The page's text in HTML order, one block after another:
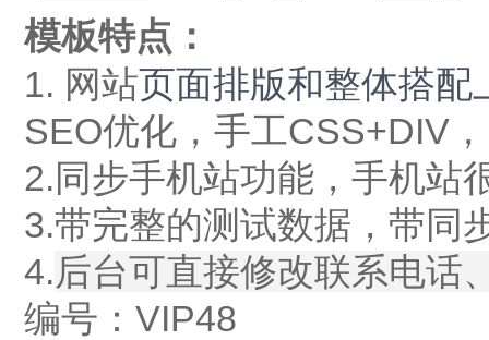
模板特点：
1. 网站页面排版和整体搭配
SEO优化，手工CSS+DIV
2.同步手机站功能，手机站
3.带完整的测试数据，带同
4.后台可直接修改联系电话
编号：VIP48